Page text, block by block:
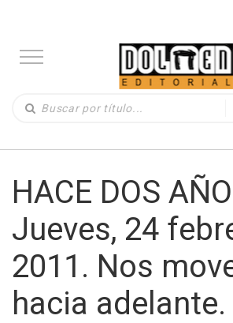
HACE DOS
Jueves, 24
2011. Nos
hacia adelante.